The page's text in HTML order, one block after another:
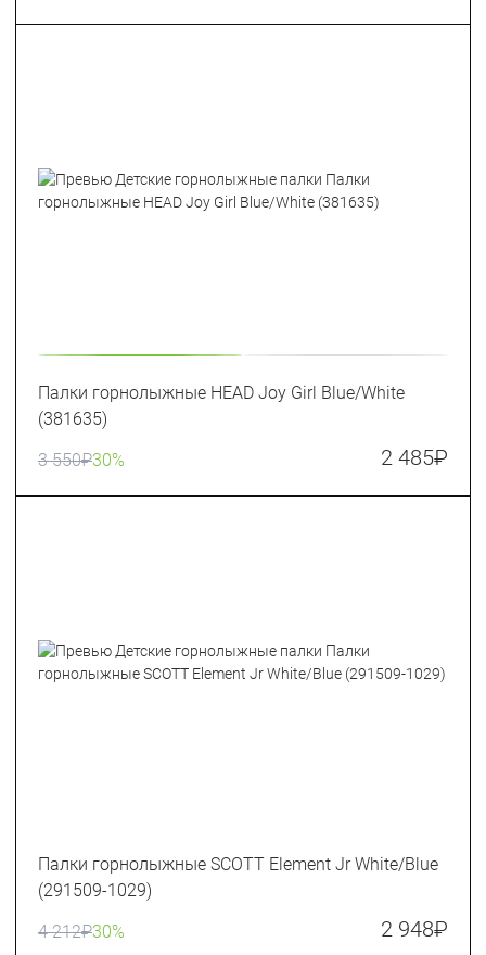
Палки горнолыжные HEAD Joy Girl Blue/White
(381635)
3 550₽30% 2 485₽
Палки горнолыжные SCOTT Element Jr White/Blue
(291509-1029)
4 212₽30% 2 948₽